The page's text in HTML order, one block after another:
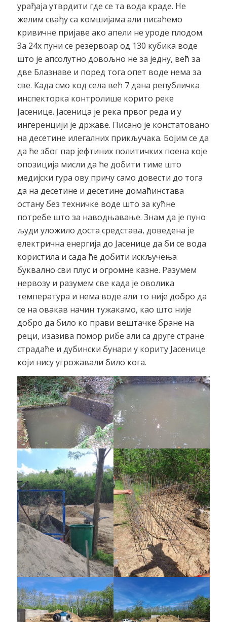
урађаја утврдити где се та вода краде. Не
желим свађу са комшијама али писаћемо
кривичне пријаве ако апели не уроде плодом.
За 24х пуни се резервоар од 130 кубика воде
што је апсолутно довољно не за једну, већ за
две Блазнаве и поред тога опет воде нема за
све. Када смо код села већ 7 дана републичка
инспекторка контролише корито реке
Јасенице. Јасеница је река првог реда и у
ингеренцији је државе. Писано је констатовано
на десетине илегалних прикључака. Бојим се да
да ће због пар јефтиних политичких поена које
опозиција мисли да ће добити тиме што
медијски гура ову причу само довести до тога
да на десетине и десетине домаћинстава
остану без техничке воде што за кућне
потребе што за наводњавање. Знам да је пуно
људи уложило доста средстава, доведена је
електрична енергија до Јасенице да би се вода
користила и сада ће добити искључења
буквално сви плус и огромне казне. Разумем
нервозу и разумем све када је оволика
температура и нема воде али то није добро да
се на овакав начин тужакамо, као што није
добро да било ко прави вештачке бране на
реци, изазива помор рибе али са друге стране
страдаће и дубински бунари у кориту Јасенице
који нису угрожавали било кога.